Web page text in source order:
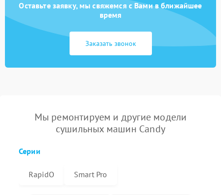
Оставьте заявку, мы свяжемся с Вами в ближайшее
время
Заказать звонок
Мы ремонтируем и другие модели
сушильных машин Candy
Серии
RapidO Smart Pro